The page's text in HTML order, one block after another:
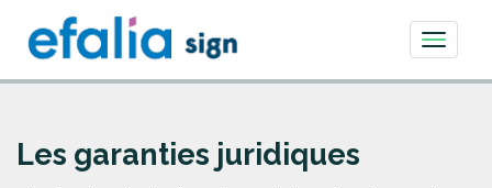
Toggle
Les garanties juridiques